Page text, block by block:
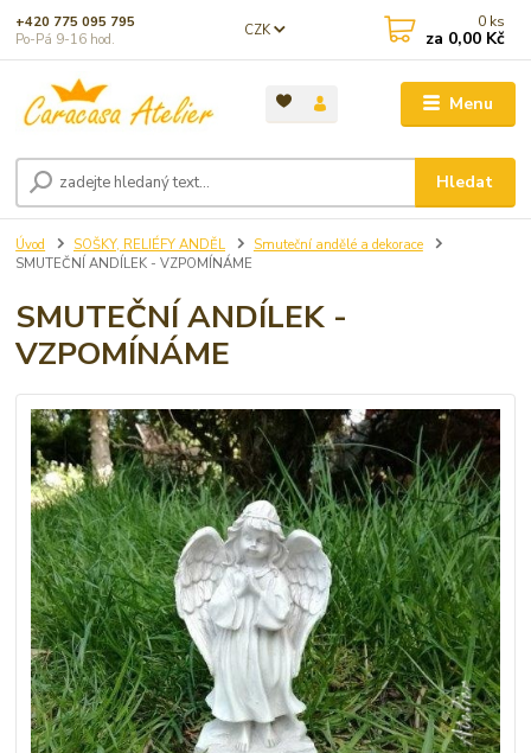
Menu
CZK
Hledat
+420 775 095 795
Po-Pá 9-16 hod.
0 ks
za 0,00 Kč
Úvod SOŠKY, RELIÉFY ANDĚL
Smuteční andělé a dekorace
SMUTEČNÍ ANDÍLEK - VZPOMÍNÁME
SMUTEČNÍ ANDÍLEK -
VZPOMÍNÁME